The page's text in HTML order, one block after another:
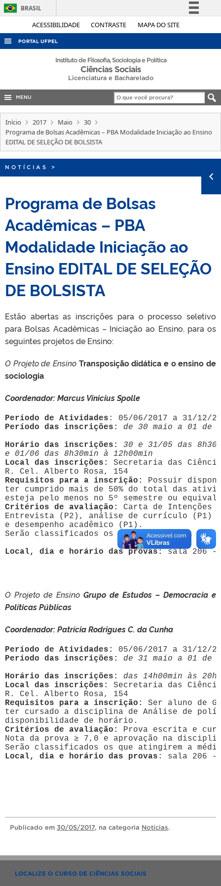
ACESSIBILIDADE CONTRASTE MAPA DO SITE
BRASIL
Simplifique!
Acesso à informação
Canais
PORTAL UFPEL
ACESSO À INFORMAÇÃO
EDITAIS
INTERNACIONAL
OUVIDORIA
PORTARIAS
Instituto de Filosofia, Sociologia e Política
Ciências Sociais
Licenciatura e Bacharelado
MENU
Início 2017 Maio
30
Programa de Bolsas Acadêmicas – PBA Modalidade Iniciação ao Ensino
EDITAL DE SELEÇÃO DE BOLSISTA
NOTÍCIAS >
Programa de Bolsas
Acadêmicas – PBA
Modalidade Iniciação ao
Ensino EDITAL DE SELEÇÃO
DE BOLSISTA
Estão abertas as inscrições para o processo seletivo
para Bolsas Acadêmicas – Iniciação ao Ensino, para os
seguintes projetos de Ensino:
O Projeto de Ensino Transposição didática e o ensino de
sociologia
Coordenador: Marcus Vinicius Spolle
Período de Atividades
Período das inscrições:
de 30 maio a 01 de
Horário das inscrições:
30 e 31/05 das
e 01/06 das 8h30min à 12h00min
Local das inscrições: Secretaria das
Requisitos para a inscrição:
Possuir
ter cumprido mais de 50% do total das
esteja pelo menos no 5º semestre ou
Critérios de avaliação:
Carta de Intenções
Entrevista (P2), análise de currículo (P1)
e desempenho acadêmico (P1).
Serão classificados os que atingirem a
Local, dia e horário das provas: sala 206 -
O Projeto de Ensino Grupo de Estudos – Democracia e
Políticas Públicas
Coordenador: Patrícia Rodrigues C. da Cunha
Período de Atividades:
Período das inscrições:
de 31 maio a 01 de
Horário das inscrições:
das 14h00min às
Local das inscrições: Secretaria das
Requisitos para a inscrição: Ser aluno de
ter cursado a disciplina de Análise de
disponibilidade de horário.
Critérios de avaliação:
Prova escrita e
Nota da prova ≥ 7,0 e aprovação na
Serão classificados os que atingirem a
Local, dia e horário das provas : sala 206 -
Publicado em 30/05/2017, na categoria Notícias.
LOCALIZE O CURSO DE CIÊNCIAS SOCIAIS